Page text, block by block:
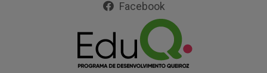
Facebook